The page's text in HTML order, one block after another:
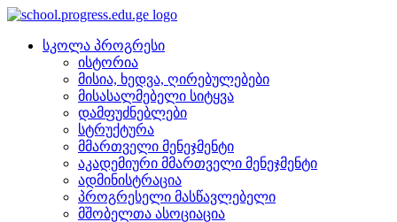
სკოლა პროგრესი
ისტორია
მისია, ხედვა, ღირებულებები
მისასალმებელი სიტყვა
დამფუძნებლები
სტრუქტურა
მმართველი მენეჯმენტი
აკადემიური მმართველი მენეჯმენტი
ადმინისტრაცია
პროგრესელი მასწავლებელი
მშობელთა ასოციაცია